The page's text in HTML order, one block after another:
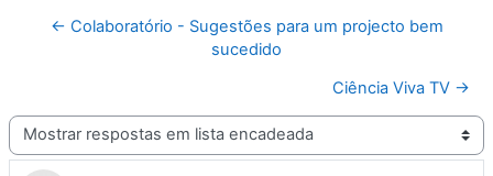
← Colaboratório - Sugestões para um projecto bem
sucedido
Ciência Viva TV →
Modo de visualização